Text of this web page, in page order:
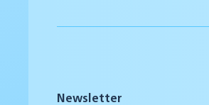
Newsletter